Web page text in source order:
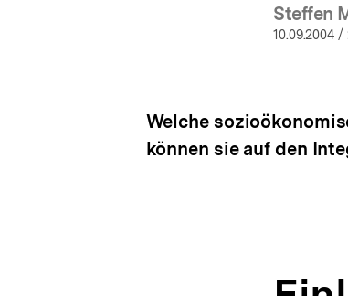
Steffen
10.09.2004 /
Welche
können sie auf den